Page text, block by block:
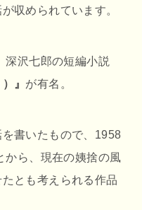
収められています。
深沢七郎の短編小説
』 が有名。
書いたもので、1958
から、現在の姨捨の風
とも考えられる作品